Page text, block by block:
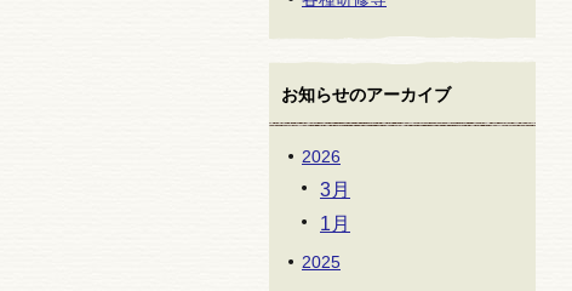
お知らせのアーカイブ
2026
3月
1月
2025